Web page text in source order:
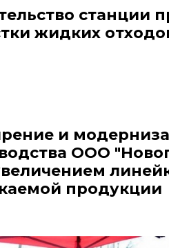
станции
жидких
и
ООО
продукции